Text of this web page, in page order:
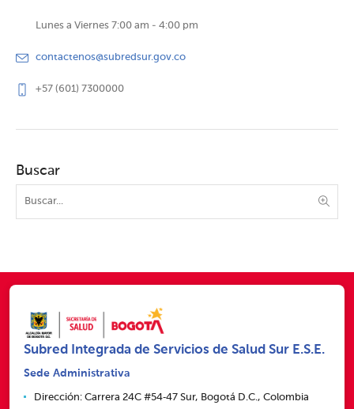
Lunes a Viernes 7:00 am - 4:00 pm
contactenos@subredsur.gov.co
+57 (601) 7300000
Buscar
Subred Integrada de Servicios de Salud Sur E.S.E.
Sede Administrativa
Dirección: Carrera 24C #54‑47 Sur, Bogotá D.C., Colombia